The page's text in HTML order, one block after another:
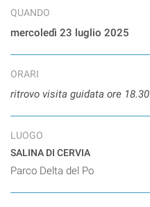
QUANDO
mercoledì 23 luglio 2025
ORARI
ritrovo visita guidata ore 18.30
LUOGO
SALINA DI CERVIA
Parco Delta del Po